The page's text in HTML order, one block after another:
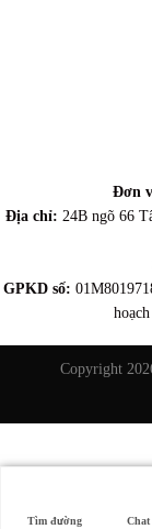
Đơn
Địa chỉ: 24B ngõ 66
GPKD số:
Copyright
Tìm đường